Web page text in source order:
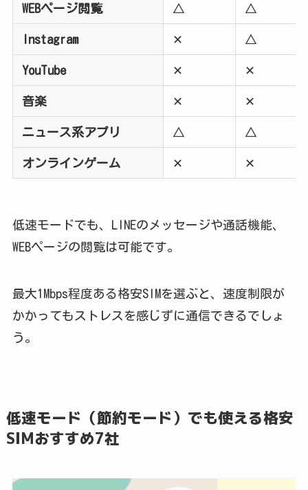
WEBページ閲覧 △ △
Instagram ✕ △
YouTube ✕ ✕
音楽 ✕ ✕
ニュース系アプリ △ △
オンラインゲーム ✕ ✕
低速モードでも、LINEのメッセージや通話機能、
WEBページの閲覧は可能です。
最大1Mbps程度ある格安SIMを選ぶと、速度制限が
かかってもストレスを感じずに通信できるでしょ
う。
低速モード（節約モード）でも使える格安
SIMおすすめ7社